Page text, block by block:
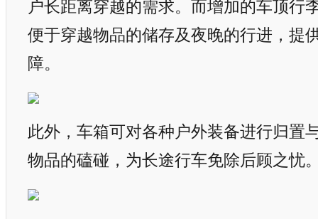
户长距离穿越的需求。而增加的车顶行
便于穿越物品的储存及夜晚的行进，提
障。
此外，车箱可对各种户外装备进行归置
物品的磕碰，为长途行车免除后顾之忧